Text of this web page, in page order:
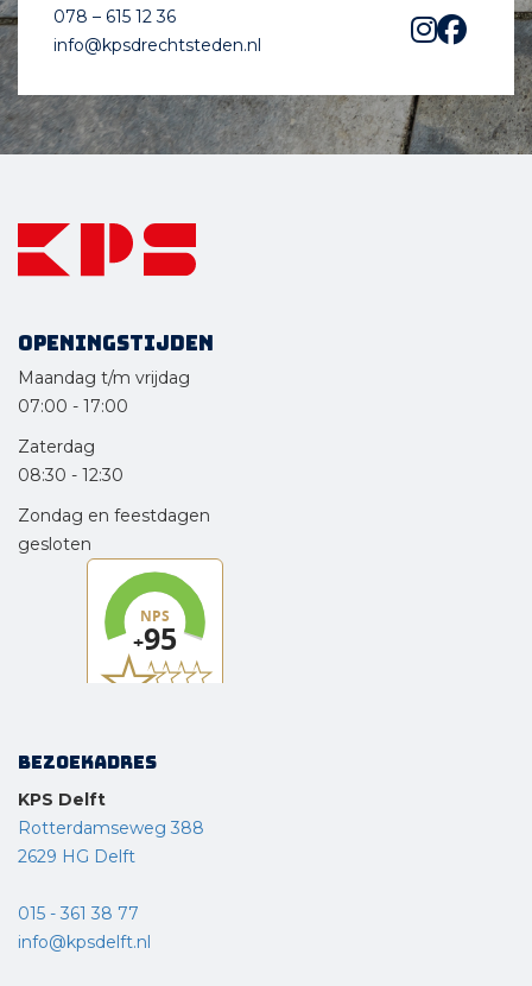
078 – 615 12 36
info@kpsdrechtsteden.nl
Openingstijden
Maandag t/m vrijdag
07:00 - 17:00
Zaterdag
08:30 - 12:30
Zondag en feestdagen
gesloten
Bezoekadres
KPS Delft
Rotterdamseweg 388
2629 HG Delft
015 - 361 38 77
info@kpsdelft.nl